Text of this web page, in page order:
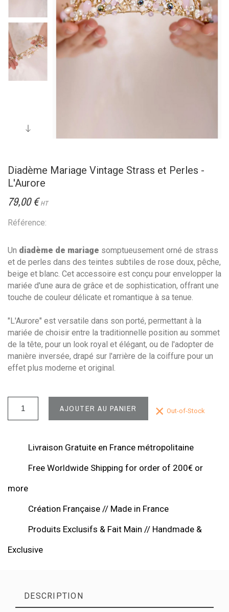
Diadème Mariage Vintage Strass et Perles -
L'Aurore
79,00 € HT
Référence:
Un diadème de mariage somptueusement orné de strass
et de perles dans des teintes subtiles de rose doux, pêche,
beige et blanc. Cet accessoire est conçu pour envelopper la
mariée d'une aura de grâce et de sophistication, offrant une
touche de couleur délicate et romantique à sa tenue.
"L'Aurore" est versatile dans son porté, permettant à la
mariée de choisir entre la traditionnelle position au sommet
de la tête, pour un look royal et élégant, ou de l'adopter de
manière inversée, drapé sur l'arrière de la coiffure pour un
effet plus moderne et original.
AJOUTER AU PANIER Out-of-Stock
Livraison Gratuite en France métropolitaine
Free Worldwide Shipping for order of 200€ or
more
Création Française // Made in France
Produits Exclusifs & Fait Main // Handmade &
Exclusive
DESCRIPTION